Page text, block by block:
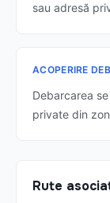
sau adresă
ACOPERIRE
Debarcarea
private din
Rute